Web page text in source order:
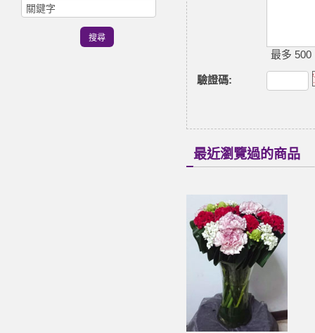
最多 500
驗證碼:
最近瀏覽過的商品